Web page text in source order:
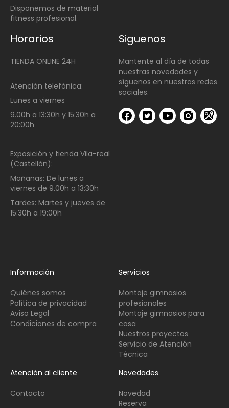
Disponemos de material
fitness profesional.
Horarios
TIENDA ONLINE 24H
Atención telefónica:
Lunes a viernes
9.00h a 13:30h y 15:30h a
20:00h
Exposición y tienda Vila-real
(Castellón):
Mañanas: De lunes a
viernes de 9.00h a 13:30h
Tardes: Martes y jueves de
15:30h a 19:00h
Siguenos
Mantente al día de todas
nuestras novedades y
síguenos en nuestras redes
sociales.
Información
Quiénes somos
Política de privacidad
Aviso Legal
Condiciones de compra
Servicios
Montaje gimnasios
profesionales
Montaje gimnasios para
casa
Nuestros proyectos
Servicio de Atención
Técnica
Atención al cliente
Contacto
Novedades
Novedad
Reserva